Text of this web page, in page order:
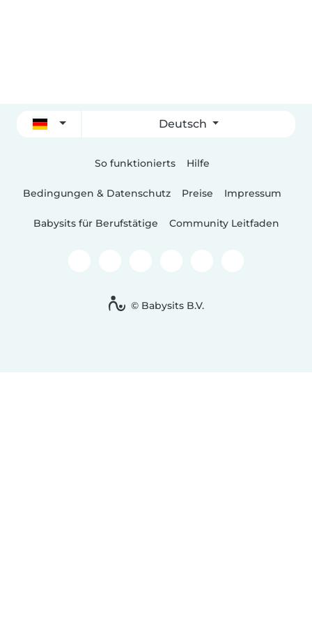
Deutsch
So funktionierts Hilfe
Bedingungen & Datenschutz Preise Impressum
Babysits für Berufstätige Community Leitfaden
© Babysits B.V.